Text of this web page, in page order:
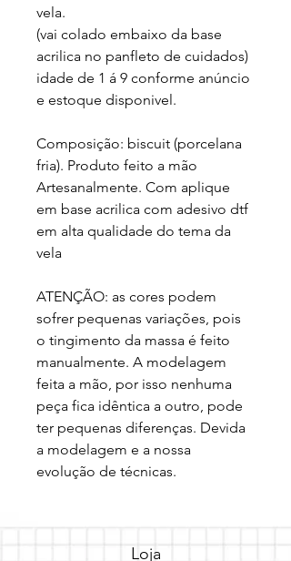
vela.
(vai colado embaixo da base
acrilica no panfleto de cuidados)
idade de 1 á 9 conforme anúncio
e estoque disponivel.
Composição: biscuit (porcelana
fria). Produto feito a mão
Artesanalmente. Com aplique
em base acrilica com adesivo dtf
em alta qualidade do tema da
vela
ATENÇÃO: as cores podem
sofrer pequenas variações, pois
o tingimento da massa é feito
manualmente. A modelagem
feita a mão, por isso nenhuma
peça fica idêntica a outro, pode
ter pequenas diferenças. Devida
a modelagem e a nossa
evolução de técnicas.
Loja